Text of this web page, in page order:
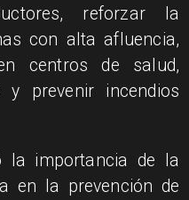
reforzar la
con alta afluencia,
centros de salud,
prevenir incendios
la importancia de la
en la prevención de